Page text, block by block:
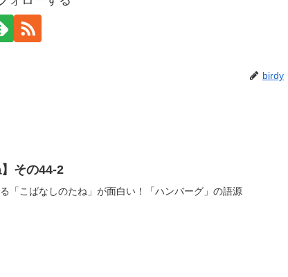
birdy
その44-2
「こばなしのたね」が面白い！「ハンバーグ」の語源